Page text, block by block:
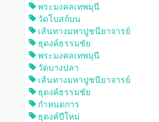
พระมงคลเทพมุนี
วัดโบสถ์บน
เส้นทางมหาปูชนียาจารย์
ธุดงค์ธรรมชัย
พระมงคลเทพมุนี
วัดบางปลา
เส้นทางมหาปูชนียาจารย์
ธุดงค์ธรรมชัย
กำหนดการ
ธุดงค์ปีใหม่